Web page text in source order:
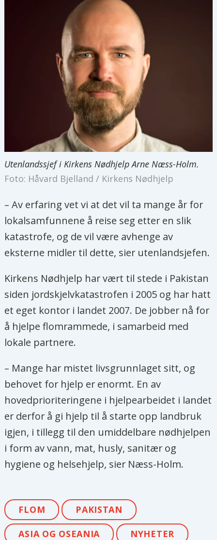
Utenlandssjef i Kirkens Nødhjelp Arne Næss-Holm.
Foto: Håvard Bjelland / Kirkens Nødhjelp
– Av erfaring vet vi at det vil ta mange år for
lokalsamfunnene å reise seg etter en slik
katastrofe, og de vil være avhenge av
eksterne midler til dette, sier utenlandsjefen.
Kirkens Nødhjelp har vært til stede i Pakistan
siden jordskjelvkatastrofen i 2005 og har hatt
et eget kontor i landet 2007. De jobber nå for
å hjelpe flomrammede, i samarbeid med
lokale partnere.
– Mange har mistet livsgrunnlaget sitt, og
behovet for hjelp er enormt. En av
hovedprioriteringene i hjelpearbeidet i landet
er derfor å gi hjelp til å starte opp landbruk
igjen, i tillegg til den umiddelbare nødhjelpen
i form av vann, mat, husly, sanitær og
hygiene og helsehjelp, sier Næss-Holm.
FLOM PAKISTAN
ASIA OG OSEANIA NYHETER